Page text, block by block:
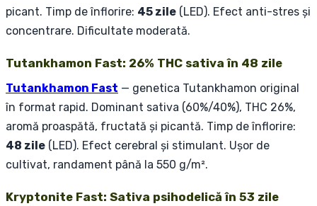
picant. Timp de înflorire: 45 zile (LED). Efect anti-stres și
concentrare. Dificultate moderată.
Tutankhamon Fast: 26% THC sativa în 48 zile
Tutankhamon Fast — genetica Tutankhamon original
în format rapid. Dominant sativa (60%/40%), THC 26%,
aromă proaspătă, fructată și picantă. Timp de înflorire:
48 zile (LED). Efect cerebral și stimulant. Ușor de
cultivat, randament până la 550 g/m².
Kryptonite Fast: Sativa psihodelică în 53 zile